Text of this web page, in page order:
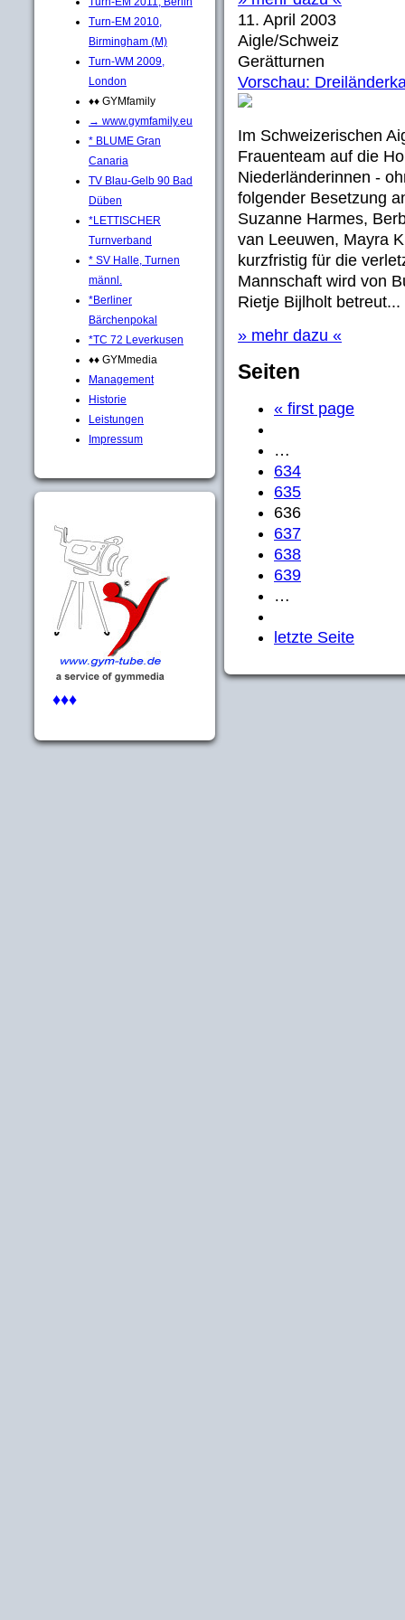
Turn-EM 2010,
Birmingham (M)
Turn-WM 2009,
London
♦♦ GYMfamily
→ www.gymfamily.eu
* BLUME Gran
Canaria
TV Blau-Gelb 90 Bad
Düben
*LETTISCHER
Turnverband
* SV Halle, Turnen
männl.
*Berliner
Bärchenpokal
*TC 72 Leverkusen
♦♦ GYMmedia
Management
Historie
Leistungen
Impressum
♦♦♦
11. April 2003
Aigle/Schweiz
Gerätturnen
Vorschau:
Im Schweizerischen
Frauenteam auf die
Niederländerinnen -
folgender Besetzung
Suzanne Harmes,
van Leeuwen, Mayra
kurzfristig für die
Mannschaft wird von
Rietje Bijlholt betreut...
» mehr dazu «
Seiten
« first page
…
634
635
636
637
638
639
…
letzte Seite